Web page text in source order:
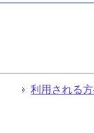
利用される